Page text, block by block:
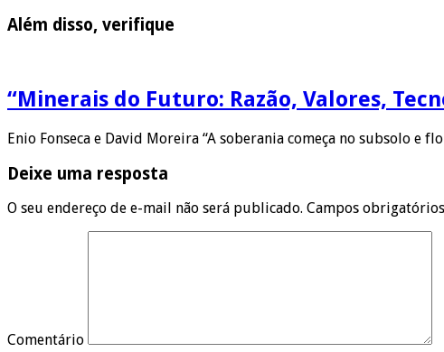
Além disso, verifique
“Minerais do Futuro: Razão, Valores,
Enio Fonseca e David Moreira “A soberania começa no subsolo e
Deixe uma resposta
O seu endereço de e-mail não será publicado. Campos
Comentário